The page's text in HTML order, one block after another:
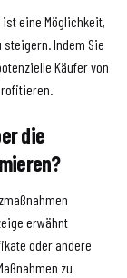
eine Möglichkeit,
Indem Sie
Käufer von
die
erwähnt
oder andere
zu